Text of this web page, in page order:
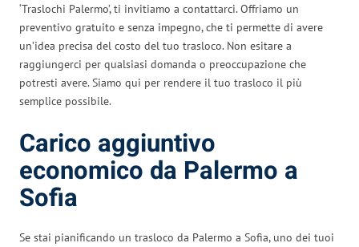
‘Traslochi Palermo’, ti invitiamo a contattarci. Offriamo un
preventivo gratuito e senza impegno, che ti permette di avere
un’idea precisa del costo del tuo trasloco. Non esitare a
raggiungerci per qualsiasi domanda o preoccupazione che
potresti avere. Siamo qui per rendere il tuo trasloco il più
semplice possibile.
Carico aggiuntivo
economico da Palermo a
Sofia
Se stai pianificando un trasloco da Palermo a Sofia, uno dei tuoi